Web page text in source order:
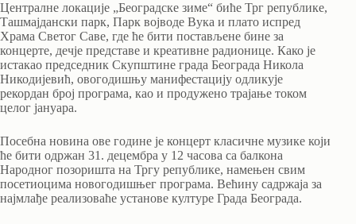
Централне локације „Београдске зиме“ биће Трг републике,
Ташмајдански парк, Парк војводе Вука и плато испред
Храма Светог Саве, где ће бити постављене бине за
концерте, дечје представе и креативне радионице. Како је
истакао председник Скупштине града Београда Никола
Никодијевић, овогодишњу манифестацију одликује
рекордан број програма, као и продужено трајање током
целог јануара.
Посебна новина ове године је концерт класичне музике који
ће бити одржан 31. децембра у 12 часова са балкона
Народног позоришта на Тргу републике, намењен свим
посетиоцима новогодишњег програма. Већину садржаја за
најмлађе реализоваће установе културе Града Београда.